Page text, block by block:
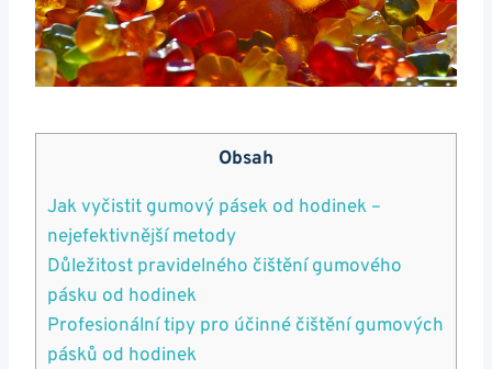
Obsah
Jak vyčistit gumový pásek od hodinek –
nejefektivnější metody
Důležitost⁤ pravidelného⁣ čištění gumového
pásku od hodinek
Profesionální tipy pro účinné čištění gumových
pásků‍ od hodinek